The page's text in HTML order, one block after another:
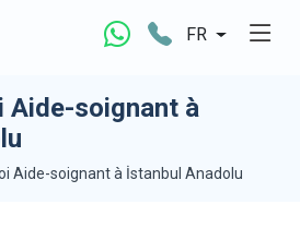
FR
Aide-soignant à
Aide-soignant à İstanbul Anadolu